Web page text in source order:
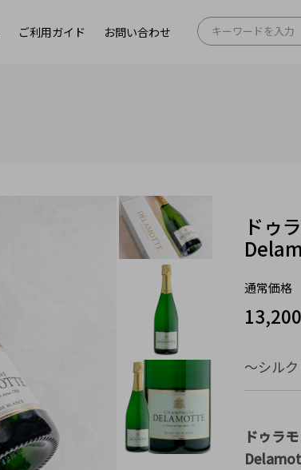
ご利用ガイド お問い合わせ
ドゥ
通常価格
～シル
ドゥラ